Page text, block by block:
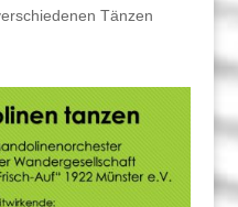
Tänzen